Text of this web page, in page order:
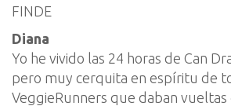
FINDE
Diana
Yo he vivido las 24 horas de Can
pero muy cerquita en espíritu de
VeggieRunners que daban vueltas